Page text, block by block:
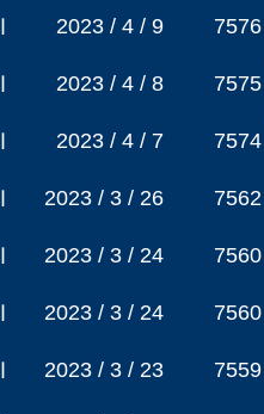
2023 / 4 / 9 7576
2023 / 4 / 8 7575
2023 / 4 / 7 7574
2023 / 3 / 26 7562
2023 / 3 / 24 7560
2023 / 3 / 24 7560
2023 / 3 / 23 7559